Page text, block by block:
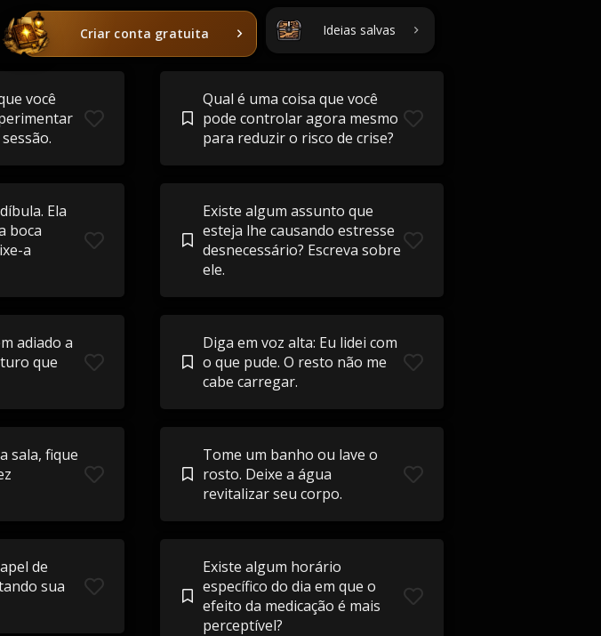
Criar conta gratuita Ideias salvas
você
Qual é uma coisa que você
pode controlar agora mesmo
para reduzir o risco de crise?
Ela
boca
a
Existe algum assunto que
esteja lhe causando estresse
desnecessário? Escreva sobre
ele.
adiado a
que
Diga em voz alta: Eu lidei com
o que pude. O resto não me
cabe carregar.
sala, fique
Tome um banho ou lave o
rosto. Deixe a água
revitalizar seu corpo.
de
sua
Existe algum horário
específico do dia em que o
efeito da medicação é mais
perceptível?